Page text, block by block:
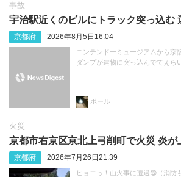
事故
宇治駅近くのビルにトラック突っ込む
京都府 2026年8月5日16:04
ニンテンドーミュージアムから京
ダンプが建物に突っ込んでてえら
ボール
火災
京都市右京区京北上弓削町で火災 炎が
京都府 2026年7月26日21:39
ヒョエっ！山火事に遭遇😨（消防